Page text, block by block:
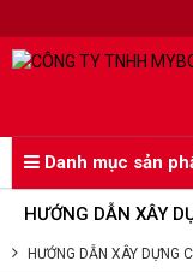
Danh mục sản
HƯỚNG DẪN XÂY
HƯỚNG DẪN XÂY DỰNG